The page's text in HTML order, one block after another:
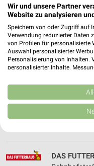
DAS
Geniner
23560
234,16 km •
Fressnapf
23795 Bad
Heute
DAS
Wir und unsere Partner
Website zu analysieren
Speichern von oder Zugriff auf
Verwendung reduzierter Daten
von Profilen für personalisierte
Auswahl personalisierter
Personalisierung von Inhalten.
personalisierter Inhalte.
Kombinationen von Daten aus
Verbesserung der Angebote.
von Inhalten.
Daten können außerhalb der
USA gesendet werden.
Website/App.
Wir nutzen Ihre Daten für